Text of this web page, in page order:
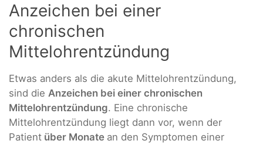
Anzeichen bei einer
chronischen
Mittelohrentzündung
Etwas anders als die akute Mittelohrentzündung,
sind die Anzeichen bei einer chronischen
Mittelohrentzündung. Eine chronische
Mittelohrentzündung liegt dann vor, wenn der
Patient über Monate an den Symptomen einer